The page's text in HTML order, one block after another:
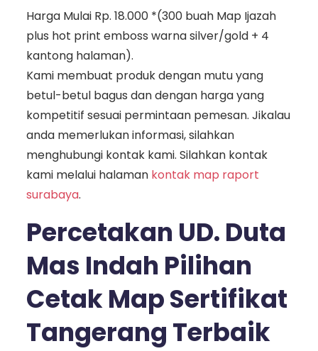
Harga Mulai Rp. 18.000 *(300 buah Map Ijazah
plus hot print emboss warna silver/gold + 4
kantong halaman).
Kami membuat produk dengan mutu yang
betul-betul bagus dan dengan harga yang
kompetitif sesuai permintaan pemesan. Jikalau
anda memerlukan informasi, silahkan
menghubungi kontak kami. Silahkan kontak
kami melalui halaman kontak map raport
surabaya.
Percetakan UD. Duta
Mas Indah Pilihan
Cetak Map Sertifikat
Tangerang Terbaik